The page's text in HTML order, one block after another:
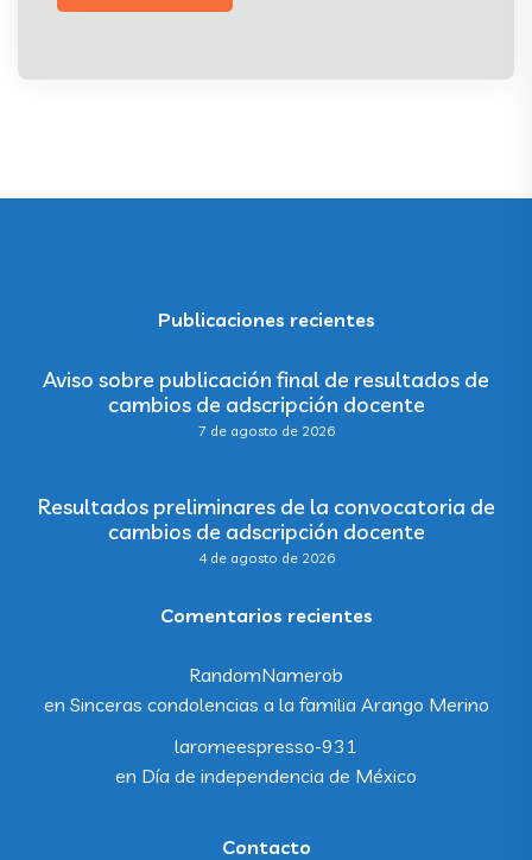
Publicaciones recientes
Aviso sobre publicación final de resultados de
cambios de adscripción docente
7 de agosto de 2026
Resultados preliminares de la convocatoria de
cambios de adscripción docente
4 de agosto de 2026
Comentarios recientes
RandomNamerob
en Sinceras condolencias a la familia Arango Merino
laromeespresso-931
en Día de independencia de México
Contacto